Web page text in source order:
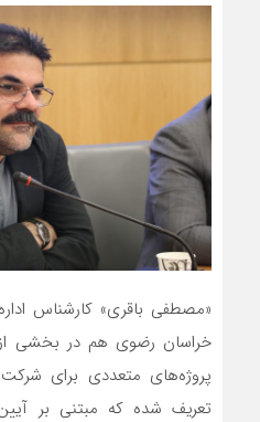
«مصطفی باقری» کارشناس
خراسان رضوی هم در بخشی
پروژه‌های متعددی برای
تعریف شده که مبتنی بر